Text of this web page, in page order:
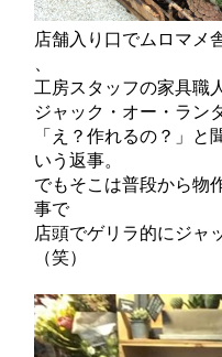
店舗入り口でムロマメ
工房スタッフの家具職
ジャック・オー・ラン
「え？作れるの？」
いう返事。
でもそこは普段から物
事で
店頭でゲリラ的にジャ
（笑）